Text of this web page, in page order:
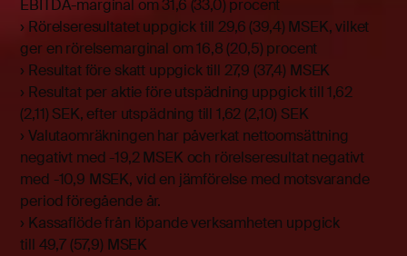
EBITDA-marginal om 31,6 (33,0) procent
› Rörelseresultatet uppgick till 29,6 (39,4) MSEK, vilket
ger en rörelsemarginal om 16,8 (20,5) procent
› Resultat före skatt uppgick till 27,9 (37,4) MSEK
› Resultat per aktie före utspädning uppgick till 1,62
(2,11) SEK, efter utspädning till 1,62 (2,10) SEK
› Valutaomräkningen har påverkat nettoomsättning
negativt med -19,2 MSEK och rörelseresultat negativt
med -10,9 MSEK, vid en jämförelse med motsvarande
period föregående år.
› Kassaflöde från löpande verksamheten uppgick
till 49,7 (57,9) MSEK